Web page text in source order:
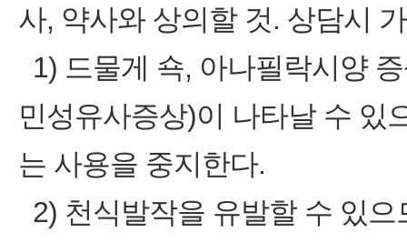
사, 약사와 상의할 것. 상담시
1) 드물게 쇽, 아나필락시양
민성유사증상)이 나타날 수 있
는 사용을 중지한다.
2) 천식발작을 유발할 수 있